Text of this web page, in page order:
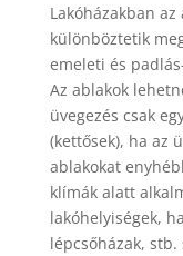
Lakóházakban
különböztetik
emeleti és
Az ablakok
üvegezés csak
(kettősek), ha az
ablakokat
klímák alatt
lakóhelyiségek,
lépcsőházak,